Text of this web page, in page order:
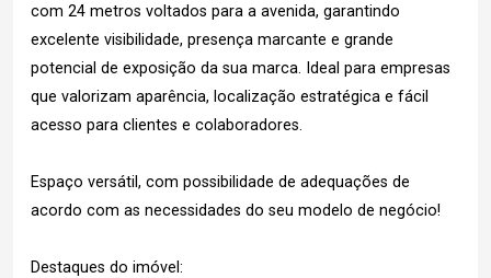
com 24 metros voltados para a avenida, garantindo
excelente visibilidade, presença marcante e grande
potencial de exposição da sua marca. Ideal para empresas
que valorizam aparência, localização estratégica e fácil
acesso para clientes e colaboradores.
Espaço versátil, com possibilidade de adequações de
acordo com as necessidades do seu modelo de negócio!
Destaques do imóvel: